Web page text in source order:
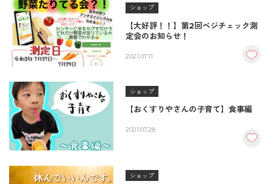
ショップ
【大好評！！】第2回ベジチェック測
定会のお知らせ！
2021.07.11
ショップ
【おくすりやさんの子育て】食事編
2021.07.28
ショップ